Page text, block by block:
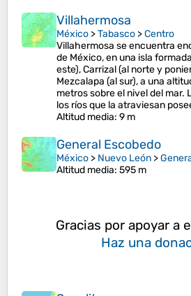
Villahermosa
México >Tabasco >Centro
Villahermosa se encuentra
de México, en una isla
este), Carrizal (al norte y
Mezcalapa (al sur), a una
metros sobre el nivel del mar.
los ríos que la atraviesan
Altitud media: 9 m
General Escobedo
México > Nuevo León >
Altitud media: 595 m
Gracias por apoyar a
Haz una